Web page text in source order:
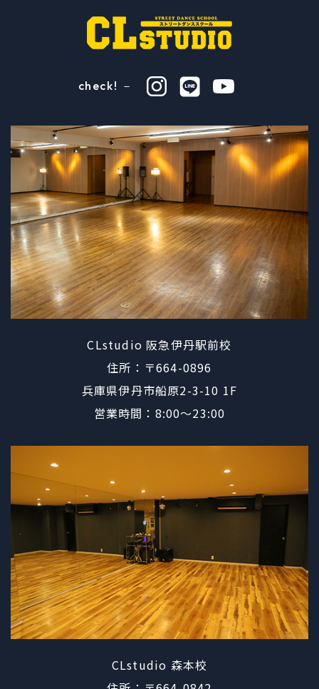
check! －
CLstudio 阪急伊丹駅前校
住所：〒664-0896
​​​​​​​兵庫県伊丹市船原2-3-10 1F
営業時間：8:00〜23:00
CLstudio 森本校